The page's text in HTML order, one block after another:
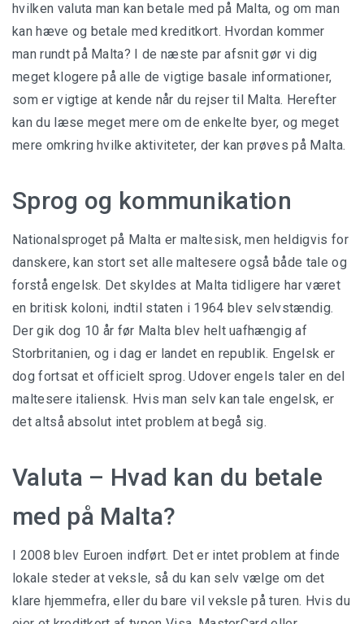
hvilken valuta man kan betale med på Malta, og om man
kan hæve og betale med kreditkort. Hvordan kommer
man rundt på Malta? I de næste par afsnit gør vi dig
meget klogere på alle de vigtige basale informationer,
som er vigtige at kende når du rejser til Malta. Herefter
kan du læse meget mere om de enkelte byer, og meget
mere omkring hvilke aktiviteter, der kan prøves på Malta.
Sprog og kommunikation
Nationalsproget på Malta er maltesisk, men heldigvis for
danskere, kan stort set alle maltesere også både tale og
forstå engelsk. Det skyldes at Malta tidligere har været
en britisk koloni, indtil staten i 1964 blev selvstændig.
Der gik dog 10 år før Malta blev helt uafhængig af
Storbritanien, og i dag er landet en republik. Engelsk er
dog fortsat et officielt sprog. Udover engels taler en del
maltesere italiensk. Hvis man selv kan tale engelsk, er
det altså absolut intet problem at begå sig.
Valuta – Hvad kan du betale
med på Malta?
I 2008 blev Euroen indført. Det er intet problem at finde
lokale steder at veksle, så du kan selv vælge om det
klare hjemmefra, eller du bare vil veksle på turen. Hvis du